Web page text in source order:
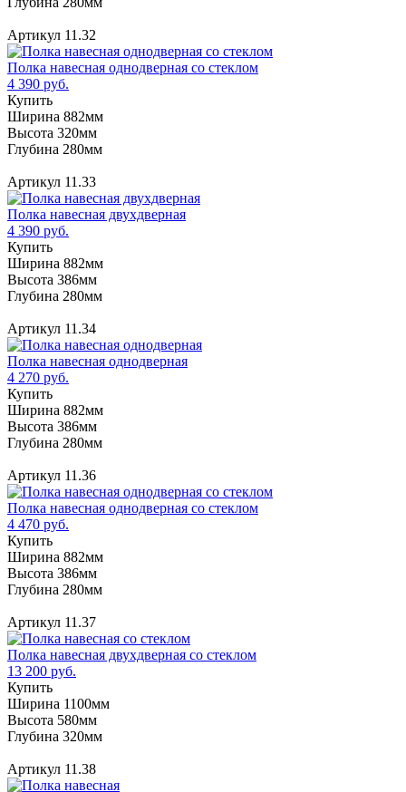
Артикул 11.32
Полка навесная однодверная со стеклом
4 390 руб.
Купить
Ширина 882мм
Высота 320мм
Глубина 280мм
Артикул 11.33
Полка навесная двухдверная
4 390 руб.
Купить
Ширина 882мм
Высота 386мм
Глубина 280мм
Артикул 11.34
Полка навесная однодверная
4 270 руб.
Купить
Ширина 882мм
Высота 386мм
Глубина 280мм
Артикул 11.36
Полка навесная однодверная со стеклом
4 470 руб.
Купить
Ширина 882мм
Высота 386мм
Глубина 280мм
Артикул 11.37
Полка навесная двухдверная со стеклом
13 200 руб.
Купить
Ширина 1100мм
Высота 580мм
Глубина 320мм
Артикул 11.38